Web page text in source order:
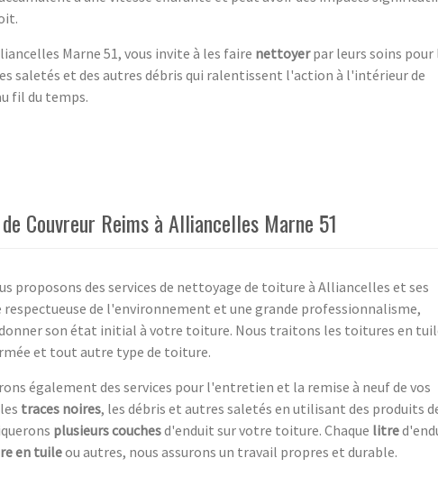
Marne 51, vous invite à les faire nettoyerpar leurs soins pour
saletés et des autres débris qui ralentissent l'action à l'intérieur de
fil du temps.
Couvreur Reims à Alliancelles Marne 51
proposons des services de nettoyage de toiture à Alliancelles et ses
respectueuse de l'environnement et une grande professionnalisme,
son état initial à votre toiture. Nous traitons les toitures en
et tout autre type de toiture.
également des services pour l'entretien et la remise à neuf de vos
traces noires, les débris et autres saletés en utilisant des produits
plusieurs couchesd'enduit sur votre toiture. Chaque litre
en tuileou autres, nous assurons un travail propres et durable.